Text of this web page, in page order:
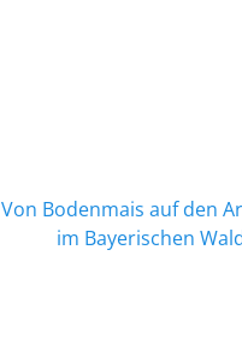
Nächster
Beitrag:
Von Bodenmais auf den
im Bayerischen